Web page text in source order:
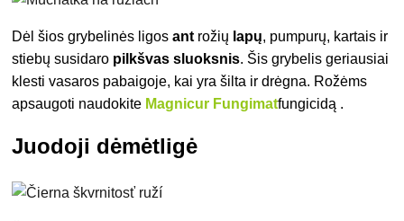
Dėl šios grybelinės ligosant rožių lapų, pumpurų, kartais ir
stiebų susidaro pilkšvas sluoksnis. Šis grybelis geriausiai
klesti vasaros pabaigoje, kai yra šilta ir drėgna. Rožėms
apsaugoti naudokite Magnicur Fungimatfungicidą .
Juodoji dėmėtligė